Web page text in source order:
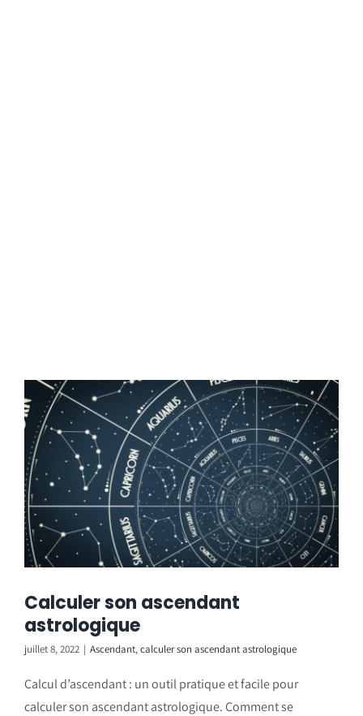
Calculer son ascendant
astrologique
juillet 8, 2022 | Ascendant,calculer son ascendant astrologique
Calcul d’ascendant : un outil pratique et facile pour
calculer son ascendant astrologique. Comment se